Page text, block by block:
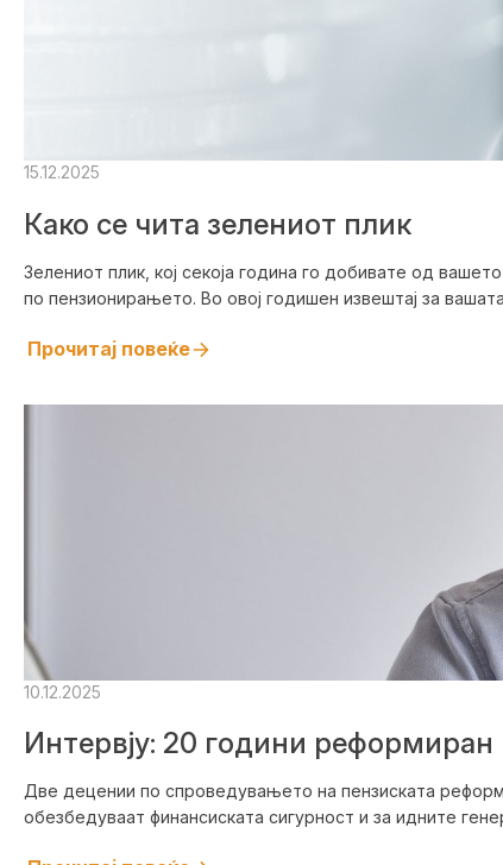
15.12.2025
Како се чита зелениот плик
Зелениот плик, кој секоја година го добивате од
по пензионирањето. Во овој годишен извештај за
Прочитај повеќе
10.12.2025
Интервју: 20 години
Две децении по спроведувањето на пензиската
обезбедуваат финансиската сигурност и за идните